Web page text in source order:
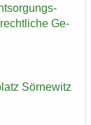
Ge­
Sör­ne­witz